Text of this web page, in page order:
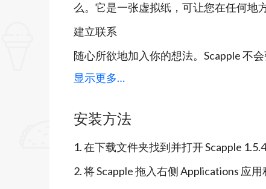
么。它是一张虚拟纸，可让您在任何地
建立联系
随心所欲地加入你的想法。Scapple 不
哪些音符有联系，哪些没有联系。你有
创建笔记就像双击页面上的任意位置一
个音符上一样简单。与真正的纸张不同
完空间。
显示更多…
安装方法
1. 在下载文件夹找到并打开 Scapple
2. 将 Scapple 拖入右侧 Applications 应用